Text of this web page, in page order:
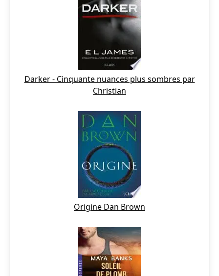
Darker - Cinquante nuances plus sombres par
Christian
Origine Dan Brown